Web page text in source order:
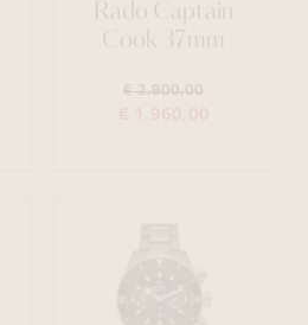
Rado Captain
Cook 37mm
€ 2.800,00